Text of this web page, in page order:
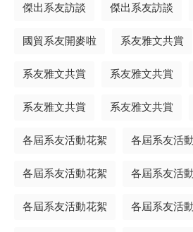
傑出系友訪談 傑出系友訪談
國貿系友開麥啦 系友雅文共賞
系友雅文共賞 系友雅文共賞
系友雅文共賞 系友雅文共賞
各屆系友活動花絮 各屆系友活
各屆系友活動花絮 各屆系友活
各屆系友活動花絮 各屆系友活